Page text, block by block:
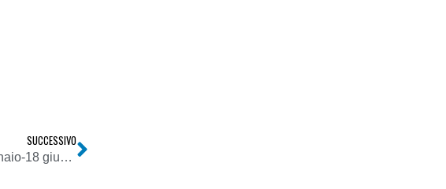
SUCCESSIVO
Audiradio: risultati Cati primo semestre (9 gennaio-18 giugno) e secondo trimestre (10 aprile-18 giugno).